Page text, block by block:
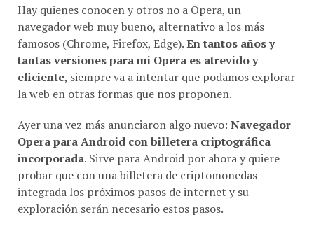
Hay quienes conocen y otros no a Opera, un
navegador web muy bueno, alternativo a los más
famosos (Chrome, Firefox, Edge).En tantos años y
tantas versiones para mi Opera es atrevido y
eficiente, siempre va a intentar que podamos explorar
la web en otras formas que nos proponen.
Ayer una vez más anunciaron algo nuevo: Navegador
Opera para Android con billetera criptográfica
incorporada. Sirve para Android por ahora y quiere
probar que con una billetera de criptomonedas
integrada los próximos pasos de internet y su
exploración serán necesario estos pasos.